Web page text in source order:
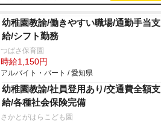
幼稚園教諭/働きやすい職場/通勤手当支
給/シフト勤務
つばさ保育園
時給1,150円
アルバイト・パート / 愛知県
幼稚園教諭/社員登用あり/交通費全額支
給/各種社会保険完備
さかとがはらこども園